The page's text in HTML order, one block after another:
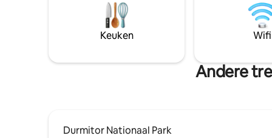
met de adembenemende aanblik van de
berg. Dit huisje is het ideale
toevluchtsoord voor volledig genieten
van natuurlijke schoonheid en rust.
Keuken Wifi
Andere
Durmitor Nationaal Park